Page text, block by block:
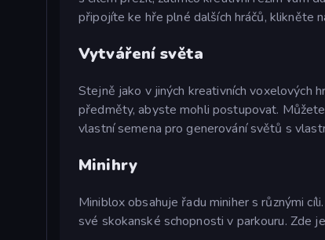
připojíte ke hře plné dalších hráčů, klikněte
Vytváření světa
Stejně jako v jiných kreativních voxelových
předměty, abyste mohli postupovat.
vlastní semena pro generování světů s
Minihry
Miniblox obsahuje řadu miniher s různými
své skokanské schopnosti v parkouru. Zde